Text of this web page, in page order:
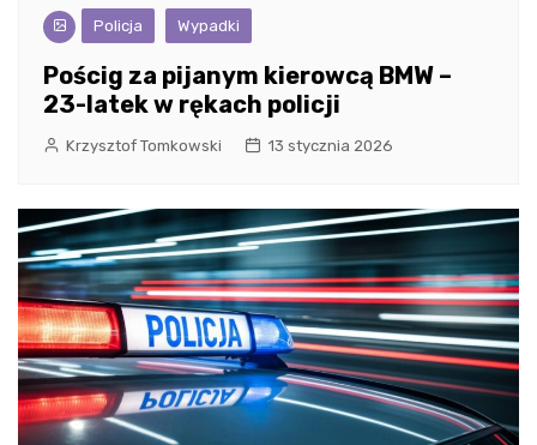
Policja Wypadki
Pościg za pijanym kierowcą BMW –
23-latek w rękach policji
Krzysztof Tomkowski 13 stycznia 2026